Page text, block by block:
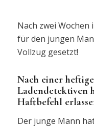
Nach zwei
für den jungen
Vollzug gesetzt!
Nach einer
Ladendetektiven
Haftbefehl
Der junge Mann